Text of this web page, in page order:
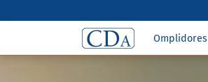
Omplidores